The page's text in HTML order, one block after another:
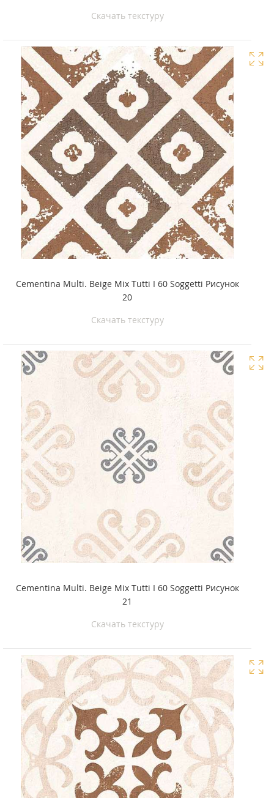
Скачать текстуру
Cementina Multi. Beige Mix Tutti I 60 Soggetti Рисунок
20
Скачать текстуру
Cementina Multi. Beige Mix Tutti I 60 Soggetti Рисунок
21
Скачать текстуру